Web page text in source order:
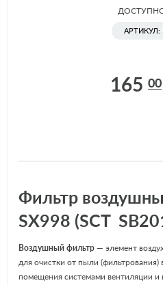
АРТИКУЛ:
165 00
Фильтр
SX998 (SCT
Воздушный фильтр— элемент
для очистки от пыли (фильтрования)
помещения системами вентиляции